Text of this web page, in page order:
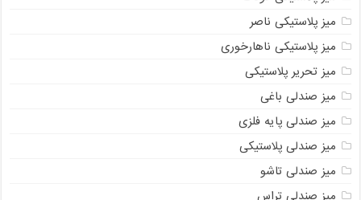
میز پلاستیکی ناصر
میز پلاستیکی ناهارخوری
میز تحریر پلاستیکی
میز صندلی باغی
میز صندلی پایه فلزی
میز صندلی پلاستیکی
میز صندلی تاشو
میز صندلی تراس